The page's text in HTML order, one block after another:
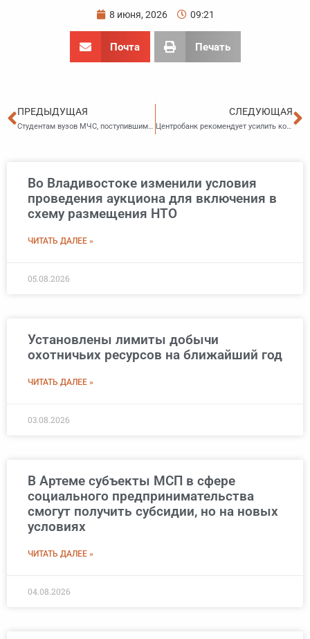
8 июня, 2026 09:21
Почта Печать
Пред
ПРЕДЫДУЩАЯ
Студентам вузов МЧС, поступившим сразу после колледжа, дали отсрочку от армии
СЛЕДУЮЩАЯ
Центробанк рекомендует усилить контроль за наличкой в больших объемах
Во Владивостоке изменили условия
проведения аукциона для включения в
схему размещения НТО
ЧИТАТЬ ДАЛЕЕ »
05.08.2026
Установлены лимиты добычи
охотничьих ресурсов на ближайший год
ЧИТАТЬ ДАЛЕЕ »
03.08.2026
В Артеме субъекты МСП в сфере
социального предпринимательства
смогут получить субсидии, но на новых
условиях
ЧИТАТЬ ДАЛЕЕ »
04.08.2026